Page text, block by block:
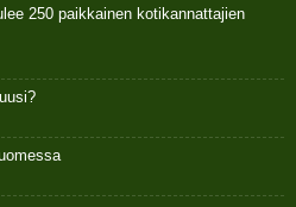
250 paikkainen kotikannattajien